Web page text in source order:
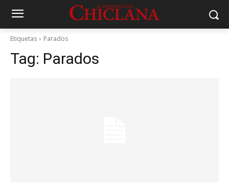
Etiquetas Parados
Tag: Parados